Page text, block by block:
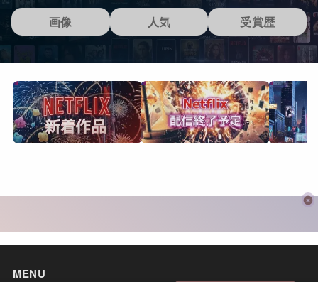
画像 人気 受賞歴
MENU